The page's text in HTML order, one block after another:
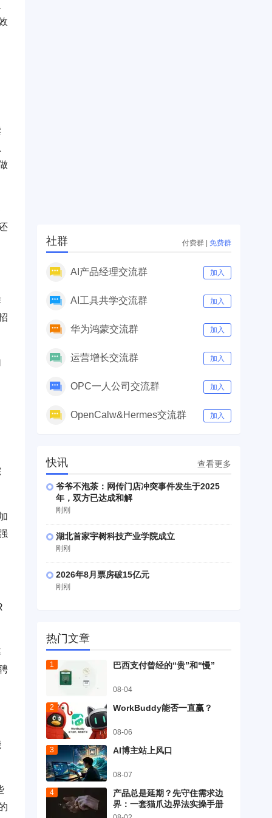
社群 付费群 | 免费群
AI产品经理交流群 加入
AI工具共学交流群 加入
华为鸿蒙交流群 加入
运营增长交流群 加入
OPC一人公司交流群 加入
OpenCalw&Hermes交流群 加入
快讯 查看更多
爷爷不泡茶：网传门店冲突事件发生于2025
年，双方已达成和解
刚刚
湖北首家宇树科技产业学院成立
刚刚
2026年8月票房破15亿元
刚刚
热门文章
巴西支付曾经的“贵”和“慢”
08-04
WorkBuddy能否一直赢？
08-06
AI博主站上风口
08-07
产品总是延期？先守住需求边
界：一套猫爪边界法实操手册